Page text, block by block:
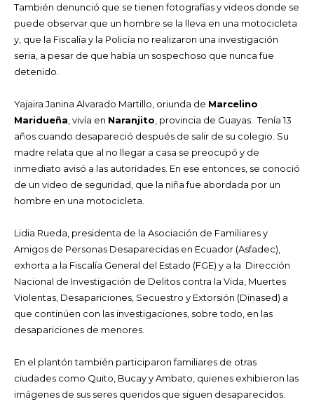
También denunció que se tienen fotografías y videos donde se
puede observar que un hombre se la lleva en una motocicleta
y, que la Fiscalía y la Policía no realizaron una investigación
seria, a pesar de que había un sospechoso que nunca fue
detenido.
Yajaira Janina Alvarado Martillo, oriunda de Marcelino
Maridueña , vivía en Naranjito , provincia de Guayas. Tenía 13
años cuando desapareció después de salir de su colegio. Su
madre relata que al no llegar a casa se preocupó y de
inmediato avisó a las autoridades. En ese entonces, se conoció
de un video de seguridad, que la niña fue abordada por un
hombre en una motocicleta.
Lidia Rueda, presidenta de la Asociación de Familiares y
Amigos de Personas Desaparecidas en Ecuador (Asfadec),
exhorta a la Fiscalía General del Estado (FGE) y a la Dirección
Nacional de Investigación de Delitos contra la Vida, Muertes
Violentas, Desapariciones, Secuestro y Extorsión (Dinased) a
que continúen con las investigaciones, sobre todo, en las
desapariciones de menores.
En el plantón también participaron familiares de otras
ciudades como Quito, Bucay y Ambato, quienes exhibieron las
imágenes de sus seres queridos que siguen desaparecidos.